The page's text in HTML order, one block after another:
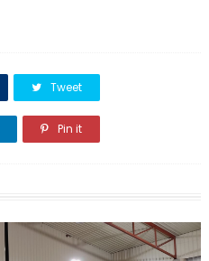
Tweet
Pin it